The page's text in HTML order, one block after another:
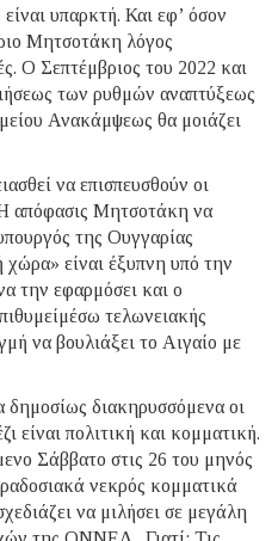
υπαρκτή. Και εφ’ όσον
Μητσοτάκη λόγος
Ο Σεπτέμβριος του 2022 και
των ρυθμών αναπτύξεως
Ανακάμψεως θα μοιάζει
να επισπευσθούν οι
Η απόφασις Μητσοτάκη να
της Ουγγαρίας
είναι έξυπνη υπό την
την εφαρμόσει και ο
τελωνειακής
να βουλιάξει το Αιγαίο με
δημοσίως διακηρυσσόμενα οι
είναι πολιτική και κομματική.
Σάββατο στις 26 του μηνός
νεκρός κομματικά
να μιλήσει σε μεγάλη